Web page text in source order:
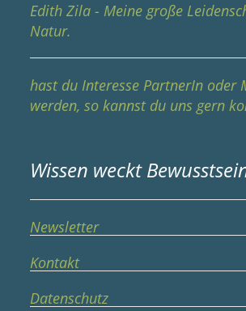
Edith Zila - Meine große
Natur.
hast du Interesse PartnerIn oder
werden, so kannst du uns gern
Wissen weckt
Newsletter
Kontakt
Datenschutz